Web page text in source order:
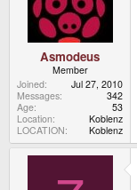
Asmodeus
Member
Joined
Jul 27, 2010
Messages
342
Age
53
Location
Koblenz
LOCATION
Koblenz